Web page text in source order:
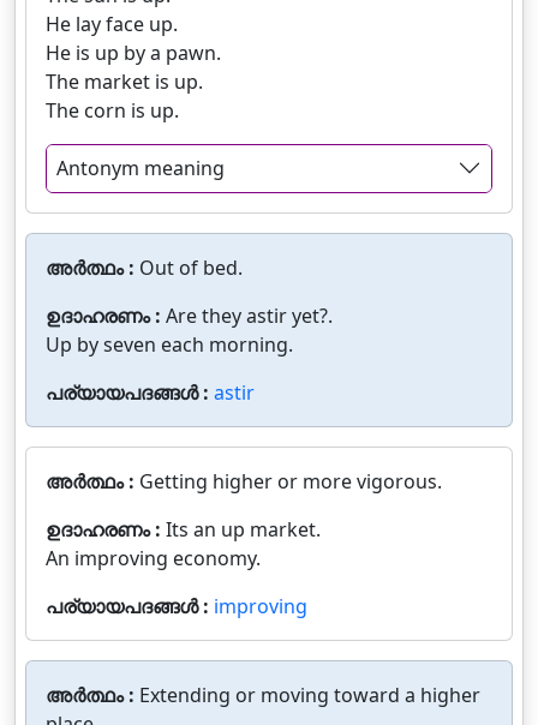
He lay face up.
He is up by a pawn.
The market is up.
The corn is up.
Antonym meaning
അർത്ഥം : Out of bed.
ഉദാഹരണം : Are they astir yet?.
Up by seven each morning.
പര്യായപദങ്ങൾ : astir
അർത്ഥം : Getting higher or more vigorous.
ഉദാഹരണം : Its an up market.
An improving economy.
പര്യായപദങ്ങൾ : improving
അർത്ഥം : Extending or moving toward a higher